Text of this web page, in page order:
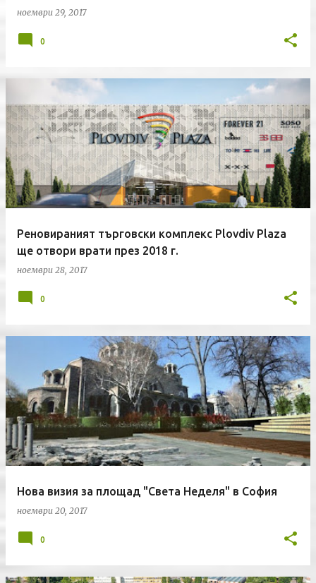
ноември 29, 2017
0
Реновираният търговски комплекс Plovdiv Plaza
ще отвори врати през 2018 г.
ноември 28, 2017
0
Нова визия за площад "Света Неделя" в София
ноември 20, 2017
0